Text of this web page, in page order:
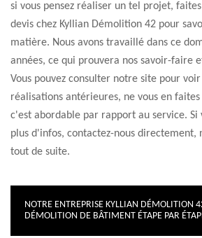
si vous pensez réaliser un tel projet,
devis chez Kyllian Démolition 42 pour
matière. Nous avons travaillé dans ce
années, ce qui prouvera nos savoir-faire
Vous pouvez consulter notre site pour
réalisations antérieures, ne vous en
c'est abordable par rapport au service. Si
plus d'infos, contactez-nous directement,
tout de suite.
NOTRE ENTREPRISE KYLLIAN DÉMOLITION
DÉMOLITION DE BÂTIMENT ÉTAPE PAR